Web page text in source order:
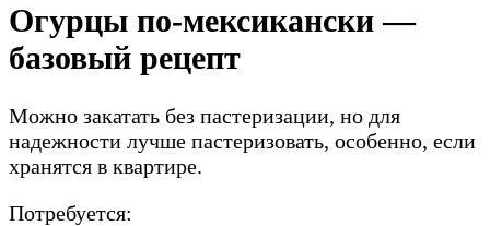
Огурцы по-мексикански —
базовый рецепт
Можно закатать без пастеризации, но для
надежности лучше пастеризовать, особенно, если
хранятся в квартире.
Потребуется: